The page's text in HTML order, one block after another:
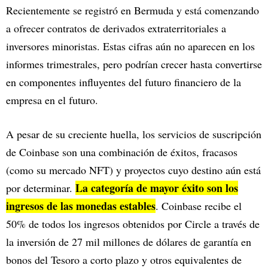
Recientemente se registró en Bermuda y está comenzando
a ofrecer contratos de derivados extraterritoriales a
inversores minoristas. Estas cifras aún no aparecen en los
informes trimestrales, pero podrían crecer hasta convertirse
en componentes influyentes del futuro financiero de la
empresa en el futuro.
A pesar de su creciente huella, los servicios de suscripción
de Coinbase son una combinación de éxitos, fracasos
(como su mercado NFT) y proyectos cuyo destino aún está
por determinar. La categoría de mayor éxito son los
ingresos de las monedas estables. Coinbase recibe el
50% de todos los ingresos obtenidos por Circle a través de
la inversión de 27 mil millones de dólares de garantía en
bonos del Tesoro a corto plazo y otros equivalentes de